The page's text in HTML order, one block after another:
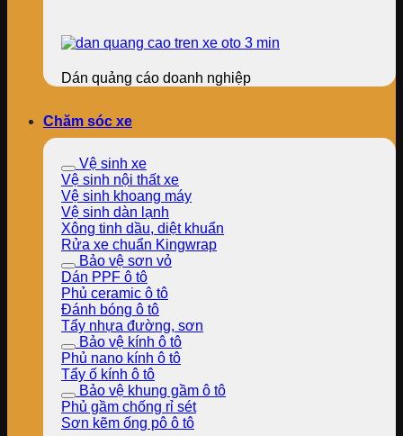
Dán quảng cáo doanh nghiệp
Chăm sóc xe
Vệ sinh xe
Vệ sinh nội thất xe
Vệ sinh khoang máy
Vệ sinh dàn lạnh
Xông tinh dầu, diệt khuẩn
Rửa xe chuẩn Kingwrap
Bảo vệ sơn vỏ
Dán PPF ô tô
Phủ ceramic ô tô
Đánh bóng ô tô
Tẩy nhựa đường, sơn
Bảo vệ kính ô tô
Phủ nano kính ô tô
Tẩy ố kính ô tô
Bảo vệ khung gầm ô tô
Phủ gầm chống rỉ sét
Sơn kẽm ống pô ô tô